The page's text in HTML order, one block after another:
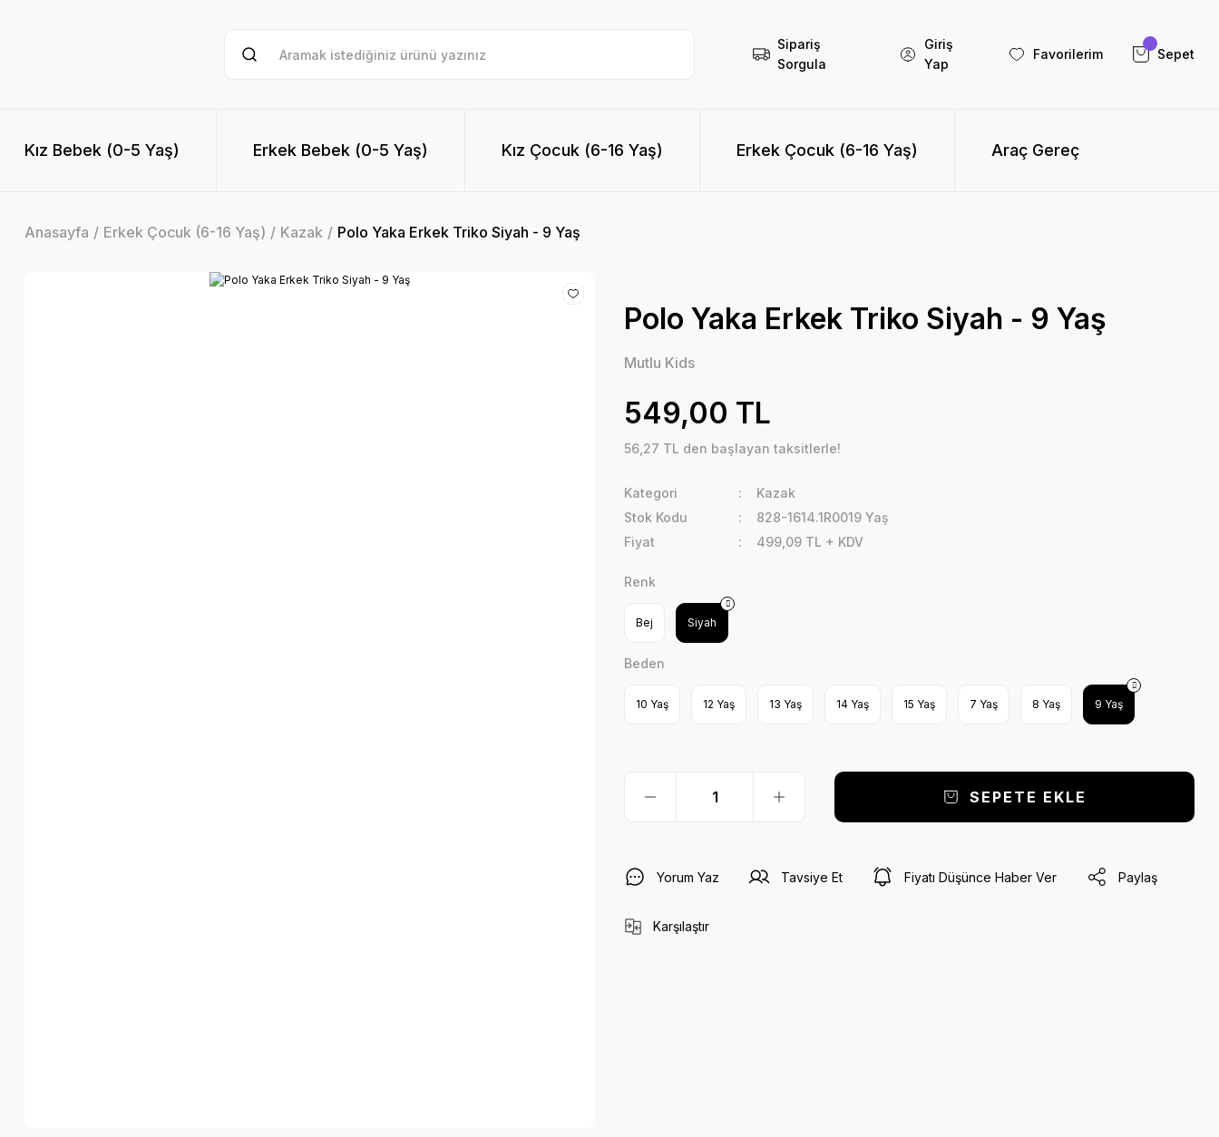
Sipariş
Sorgula
Giriş
Yap
Favorilerim Sepet
Kız Bebek (0-5 Yaş) Erkek Bebek (0-5 Yaş) Kız Çocuk (6-16 Yaş) Erkek Çocuk (6-16 Yaş) Araç Gereç
Anasayfa Erkek Çocuk (6-16 Yaş) Kazak Polo Yaka Erkek Triko Siyah - 9 Yaş
Polo Yaka Erkek Triko Siyah - 9 Yaş
Mutlu Kids
549,00 TL
56,27 TL den başlayan taksitlerle!
Kategori
Kazak
Stok Kodu
828-1614.1R0019 Yaş
Fiyat
499,09 TL + KDV
Renk
Bej Siyah
Beden
10 Yaş 12 Yaş 13 Yaş 14 Yaş 15 Yaş 7 Yaş 8 Yaş 9 Yaş
SEPETE EKLE
Yorum Yaz Tavsiye Et Fiyatı Düşünce Haber Ver Paylaş
Karşılaştır